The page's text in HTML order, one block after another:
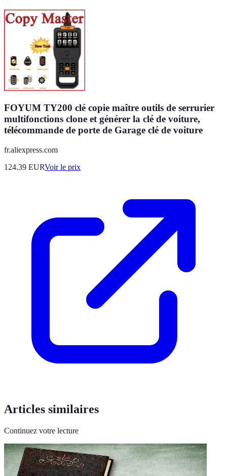
FOYUM TY200 clé copie maître outils de serrurier
multifonctions clone et générer la clé de voiture,
télécommande de porte de Garage clé de voiture
fr.aliexpress.com
124.39 EURVoir le prix
Articles similaires
Continuez votre lecture